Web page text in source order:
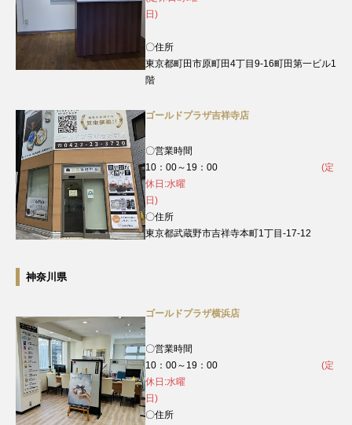
日)
〇住所
東京都町田市原町田4丁目9‐16町田第一ビル1
階
ゴールドプラザ吉祥寺店
〇営業時間
10：00～19：00 (定
休日:水曜
日)
〇住所
東京都武蔵野市吉祥寺本町1丁目-17-12
神奈川県
ゴールドプラザ横浜店
〇営業時間
10：00～19：00 (定
休日:水曜
日)
〇住所